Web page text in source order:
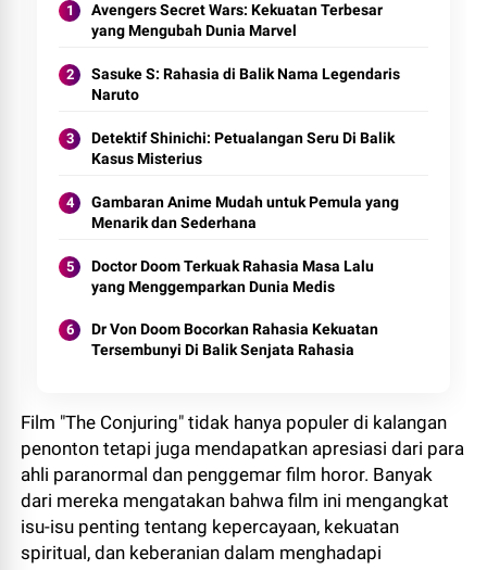
Avengers Secret Wars: Kekuatan Terbesar
yang Mengubah Dunia Marvel
Sasuke S: Rahasia di Balik Nama Legendaris
Naruto
Detektif Shinichi: Petualangan Seru Di Balik
Kasus Misterius
Gambaran Anime Mudah untuk Pemula yang
Menarik dan Sederhana
Doctor Doom Terkuak Rahasia Masa Lalu
yang Menggemparkan Dunia Medis
Dr Von Doom Bocorkan Rahasia Kekuatan
Tersembunyi Di Balik Senjata Rahasia
Film "The Conjuring" tidak hanya populer di kalangan
penonton tetapi juga mendapatkan apresiasi dari para
ahli paranormal dan penggemar film horor. Banyak
dari mereka mengatakan bahwa film ini mengangkat
isu-isu penting tentang kepercayaan, kekuatan
spiritual, dan keberanian dalam menghadapi